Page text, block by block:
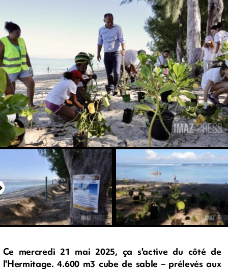
Ce mercredi 21 mai 2025, ça s'active du côté de
l'Hermitage. 4.600 m3 cube de sable – prélevés aux